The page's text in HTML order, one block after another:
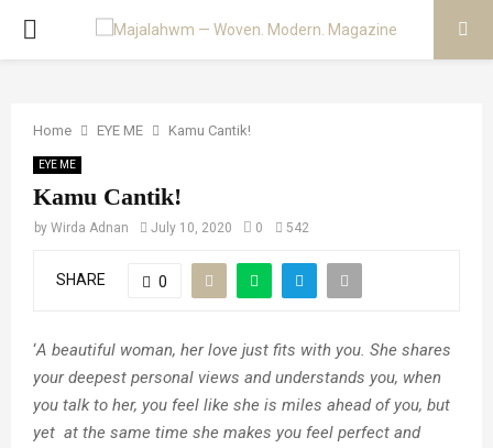
PRIMARY
Home EYE ME Kamu Cantik!
EYE ME
Kamu Cantik!
by Wirda Adnan July 10, 2020 0 542
SHARE 0
‘A beautiful woman, her love just fits with you. She shares
your deepest personal views and understands you, when
you talk to her, you feel like she is miles ahead of you, but
yet at the same time she makes you feel perfect and